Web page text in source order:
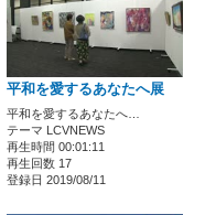
平和を愛するあなたへ展
平和を愛するあなたへ…
テーマ LCVNEWS
再生時間 00:01:11
再生回数 17
登録日 2019/08/11